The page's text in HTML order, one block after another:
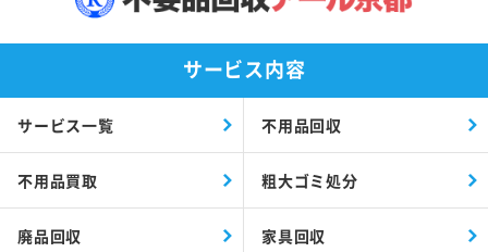
サービス内容
サービス一覧 不用品回収
不用品買取 粗大ゴミ処分
廃品回収 家具回収